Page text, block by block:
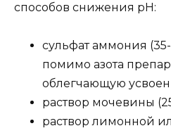
способов снижения pH:
сульфат аммония
помимо азота
облегчающую
раствор мочевины
раствор лимонной